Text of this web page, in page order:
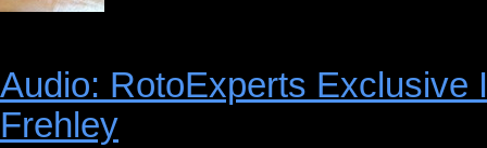
Audio: RotoExperts Exclusive
Frehley